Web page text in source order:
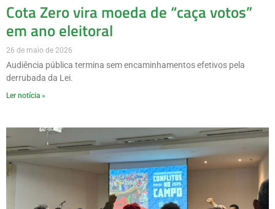
Cota Zero vira moeda de “caça votos”
em ano eleitoral
26 de maio de 2026
Audiência pública termina sem encaminhamentos efetivos pela
derrubada da Lei.
Ler notícia »